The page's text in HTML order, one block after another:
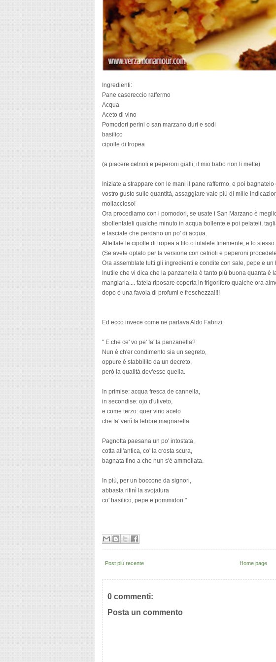
Ingredienti:
Pane casereccio raffermo
Acqua
Aceto di vino
Pomodori perini o san marzano duri e sodi
basilico
cipolle di tropea
(a piacere cetrioli e peperoni gialli, il mio babo non li mette)
Iniziate a strappare con le mani il pane raffermo, e poi
vostro gusto sulle quantità, assaggiare vale più di mille
mollaccioso!
Ora procediamo con i pomodori, se usate i San Marzano è
sbollentateli qualche minuto in acqua bollente e poi pelateli,
e lasciate che perdano un po' di acqua.
Affettate le cipolle di tropea a filo o tritatele finemente, e lo
(Se avete optato per la versione con cetrioli e peperoni
Ora assemblate tutti gli ingredienti e condite con sale, pepe e
Inutile che vi dica che la panzanella è tanto più buona quanta è
mangiarla.... fatela riposare coperta in frigorifero qualche ora
dopo è una favola di profumi e freschezza!!!!
Ed ecco invece come ne parlava Aldo Fabrizi:
" E che ce' vo pe' fa' la panzanella?
Nun è ch'er condimento sia un segreto,
oppure è stabbilito da un decreto,
però la qualità dev'esse quella.
In primise: acqua fresca de cannella,
in secondise: ojo d'uliveto,
e come terzo: quer vino aceto
che fa' venì la febbre magnarella.
Pagnotta paesana un po' intostata,
cotta all'antica, co' la crosta scura,
bagnata fino a che nun s'è ammollata.
In più, per un boccone da signori,
abbasta rifinì la svojatura
co' basilico, pepe e pommidori."
Post più recente Home page
0 commenti:
Posta un commento